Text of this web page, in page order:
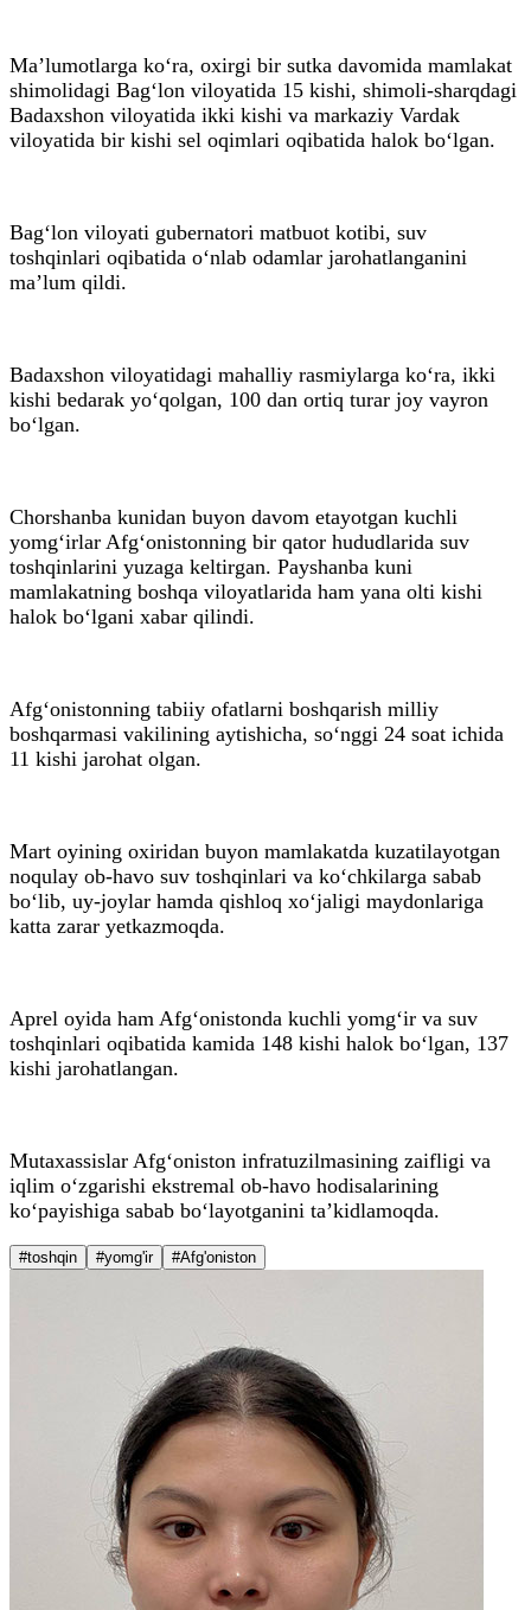
Ma’lumotlarga ko‘ra, oxirgi bir sutka davomida mamlakat
shimolidagi Bag‘lon viloyatida 15 kishi, shimoli-sharqdagi
Badaxshon viloyatida ikki kishi va markaziy Vardak
viloyatida bir kishi sel oqimlari oqibatida halok bo‘lgan.
Bag‘lon viloyati gubernatori matbuot kotibi, suv
toshqinlari oqibatida o‘nlab odamlar jarohatlanganini
ma’lum qildi.
Badaxshon viloyatidagi mahalliy rasmiylarga ko‘ra, ikki
kishi bedarak yo‘qolgan, 100 dan ortiq turar joy vayron
bo‘lgan.
Chorshanba kunidan buyon davom etayotgan kuchli
yomg‘irlar Afg‘onistonning bir qator hududlarida suv
toshqinlarini yuzaga keltirgan. Payshanba kuni
mamlakatning boshqa viloyatlarida ham yana olti kishi
halok bo‘lgani xabar qilindi.
Afg‘onistonning tabiiy ofatlarni boshqarish milliy
boshqarmasi vakilining aytishicha, so‘nggi 24 soat ichida
11 kishi jarohat olgan.
Mart oyining oxiridan buyon mamlakatda kuzatilayotgan
noqulay ob-havo suv toshqinlari va ko‘chkilarga sabab
bo‘lib, uy-joylar hamda qishloq xo‘jaligi maydonlariga
katta zarar yetkazmoqda.
Aprel oyida ham Afg‘onistonda kuchli yomg‘ir va suv
toshqinlari oqibatida kamida 148 kishi halok bo‘lgan, 137
kishi jarohatlangan.
Mutaxassislar Afg‘oniston infratuzilmasining zaifligi va
iqlim o‘zgarishi ekstremal ob-havo hodisalarining
ko‘payishiga sabab bo‘layotganini ta’kidlamoqda.
#toshqin #yomg'ir #Afg'oniston